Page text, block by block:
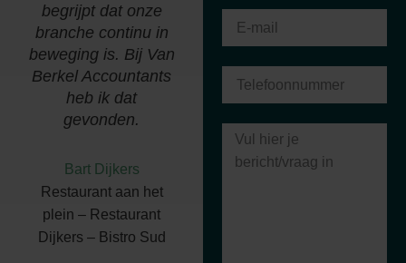
begrijpt dat onze
branche continu in
beweging is. Bij Van
Berkel Accountants
heb ik dat
gevonden.
Bart Dijkers
Restaurant aan het
plein – Restaurant
Dijkers – Bistro Sud
Van den Heuvel P en
R Holding b.v.